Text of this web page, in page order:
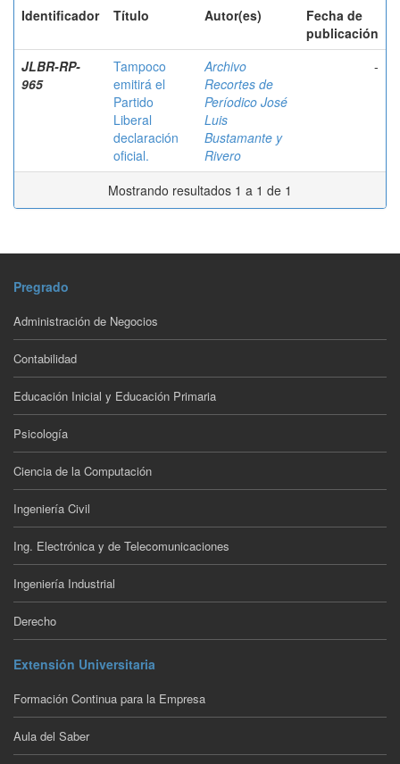
Identificador
Título Autor(es)
Fecha de
publicación
JLBR-RP-
965
Tampoco
emitirá el
Partido
Liberal
declaración
oficial.
Archivo
Recortes de
Períodico José
Luis
Bustamante y
Rivero
-
Mostrando resultados 1 a 1 de 1
Pregrado
Administración de Negocios
Contabilidad
Educación Inicial y Educación Primaria
Psicología
Ciencia de la Computación
Ingeniería Civil
Ing. Electrónica y de Telecomunicaciones
Ingeniería Industrial
Derecho
Extensión Universitaria
Formación Continua para la Empresa
Aula del Saber